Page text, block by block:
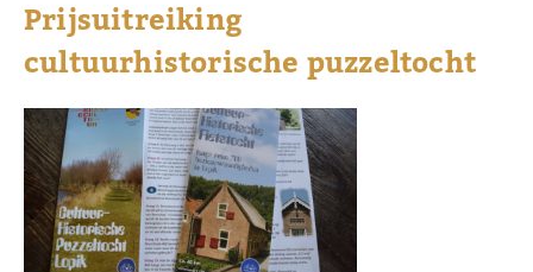
Prijsuitreiking
cultuurhistorische puzzeltocht